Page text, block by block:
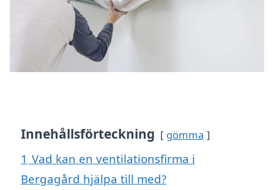
Innehållsförteckning gömma
1 Vad kan en ventilationsfirma i
Bergagård hjälpa till med?